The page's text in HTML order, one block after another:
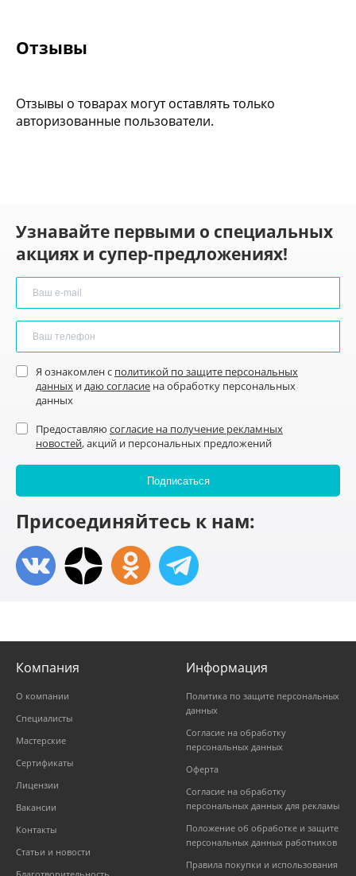
Отзывы
Отзывы о товарах могут оставлять только
авторизованные пользователи.
Узнавайте первыми о специальных
акциях и супер-предложениях!
Я ознакомлен с политикой по защите персональных
данных и даю согласие на обработку персональных
данных
Предоставляю согласие на получение рекламных
новостей, акций и персональных предложений
Присоединяйтесь к нам:
Компания
О компании
Специалисты
Мастерские
Сертификаты
Лицензии
Вакансии
Контакты
Статьи и новости
Информация
Политика по защите персональных
данных
Согласие на обработку
персональных данных
Оферта
Согласие на обработку
персональных данных для рекламы
Положение об обработке и защите
персональных данных работников
Правила покупки и использования